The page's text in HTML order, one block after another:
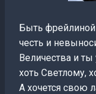
Быть
честь и
Величества и
хоть Светлому,
А хочется свою